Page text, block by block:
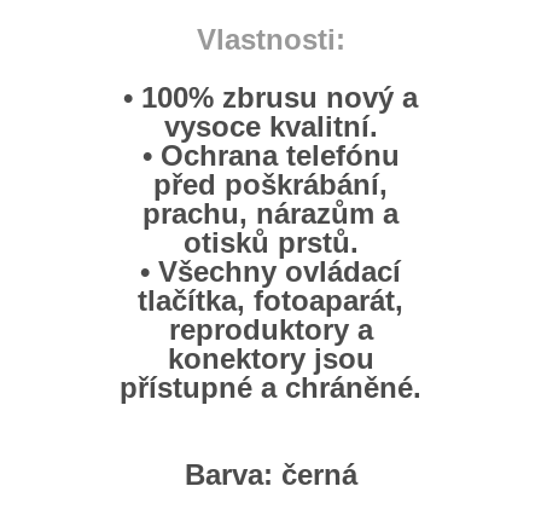
Vlastnosti:
• 100% zbrusu nový a
vysoce kvalitní.
• Ochrana telefónu
před poškrábání,
prachu, nárazům a
otisků prstů.
• Všechny ovládací
tlačítka, fotoaparát,
reproduktory a
konektory jsou
přístupné a chráněné.
Barva: černá